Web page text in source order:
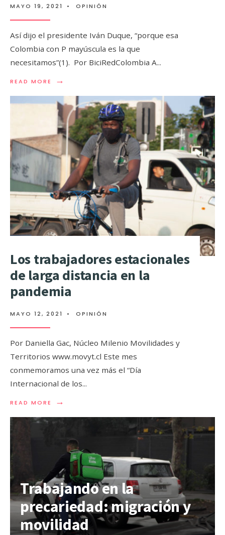
MAYO 19, 2021 • OPINIÓN
Así dijo el presidente Iván Duque, “porque esa
Colombia con P mayúscula es la que
necesitamos”(1). Por BiciRedColombia A...
READ MORE →
Los trabajadores estacionales
de larga distancia en la
pandemia
MAYO 12, 2021 • OPINIÓN
Por Daniella Gac, Núcleo Milenio Movilidades y
Territorios www.movyt.cl Este mes
conmemoramos una vez más el “Día
Internacional de los...
READ MORE →
Trabajando en la
precariedad: migración y
movilidad